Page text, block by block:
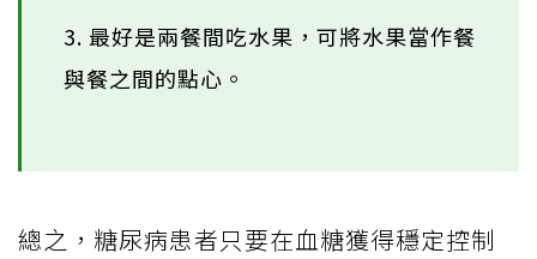
3. 最好是兩餐間吃水果，可將水果當作餐
與餐之間的點心。
總之，糖尿病患者只要在血糖獲得穩定控制